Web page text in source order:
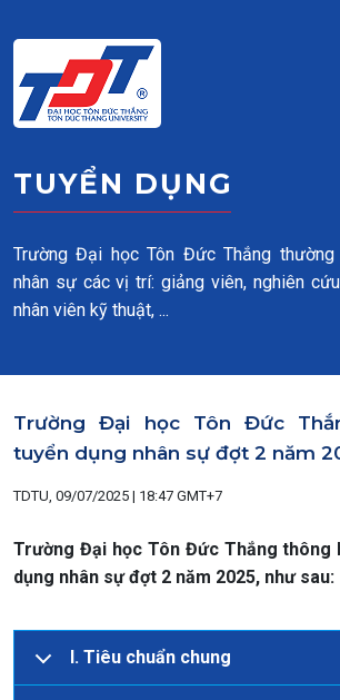
TUYỂN DỤNG
Trường Đại học Tôn Đức Thắng thường
nhân sự các vị trí: giảng viên, nghiên
nhân viên kỹ thuật, ...
Trường Đại học Tôn Đức
tuyển dụng nhân sự đợt 2 năm
TDTU, 09/07/2025 | 18:47 GMT+7
Trường Đại học Tôn Đức Thắng thông
dụng nhân sự đợt 2 năm 2025, như sau:
I. Tiêu chuẩn chung